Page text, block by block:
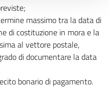
massimo tra la data di
di costituzione in mora e la
al vettore postale,
di documentare la data
bonario di pagamento.